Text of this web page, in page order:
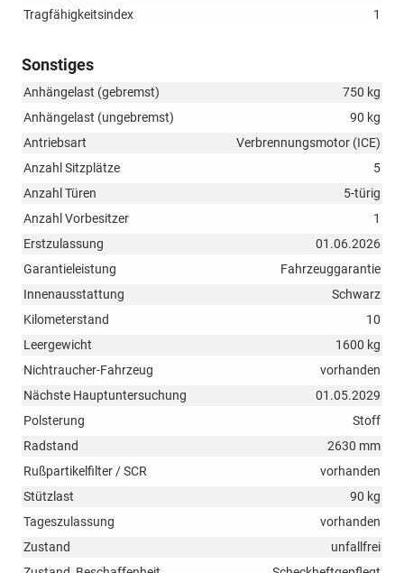
Tragfähigkeitsindex
1
Sonstiges
Anhängelast (gebremst)
750 kg
Anhängelast (ungebremst)
90 kg
Antriebsart
Verbrennungsmotor (ICE)
Anzahl Sitzplätze
5
Anzahl Türen
5-türig
Anzahl Vorbesitzer
1
Erstzulassung
01.06.2026
Garantieleistung
Fahrzeuggarantie
Innenausstattung
Schwarz
Kilometerstand
10
Leergewicht
1600 kg
Nichtraucher-Fahrzeug
vorhanden
Nächste Hauptuntersuchung
01.05.2029
Polsterung
Stoff
Radstand
2630 mm
Rußpartikelfilter / SCR
vorhanden
Stützlast
90 kg
Tageszulassung
vorhanden
Zustand
unfallfrei